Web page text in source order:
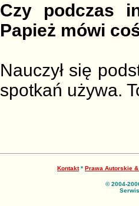
Czy podczas
Papież mówi
Nauczył się
spotkań używa.
Kontakt* Prawa Autorskie &
© 2004-